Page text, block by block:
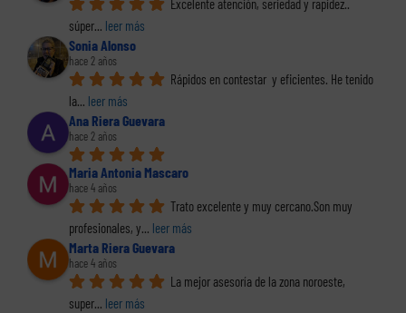
Excelente atención, seriedad y rapidez..
súper... leer más
Sonia Alonso
hace 2 años
Rápidos en contestar  y eficientes. He tenido
la... leer más
Ana Riera Guevara
hace 2 años
Maria Antonia Mascaro
hace 4 años
Trato excelente y muy cercano.Son muy
profesionales, y... leer más
Marta Riera Guevara
hace 4 años
La mejor asesoría de la zona noroeste,
super... leer más